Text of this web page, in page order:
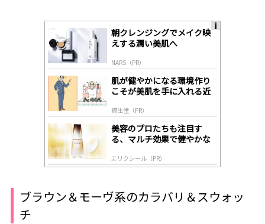
朝クレンジングでメイク映
えする潤い美肌へ
NARS（PR）
肌が健やかになる環境作り
こそが美肌を手に入れる近
資生堂（PR）
美容のプロたちも注目す
る、マルチ効果で健やかな
エリクシール（PR）
ブラウン＆モーヴ系のカラバリ＆スウォッ
チ